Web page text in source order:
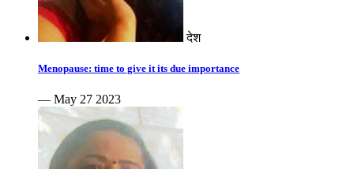
देश
Menopause: time to give it its due importance
— May 27 2023